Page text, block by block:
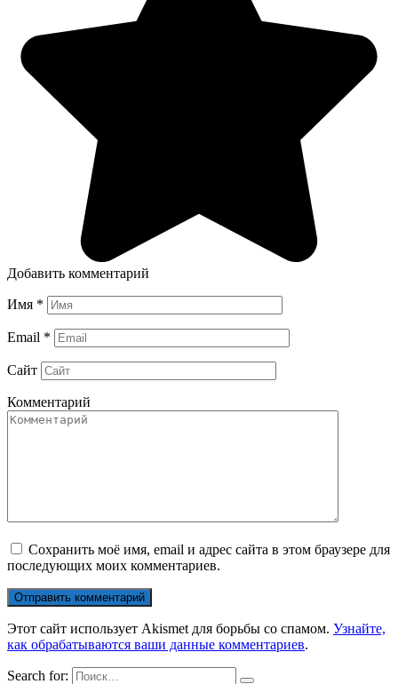
Добавить комментарий
Имя *
Email *
Сайт
Комментарий
Сохранить моё имя, email и адрес сайта в этом браузере для
последующих моих комментариев.
Этот сайт использует Akismet для борьбы со спамом. Узнайте,
как обрабатываются ваши данные комментариев.
Search for: